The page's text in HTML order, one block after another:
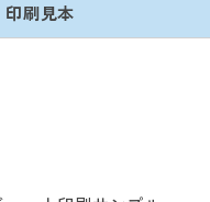
印刷見本